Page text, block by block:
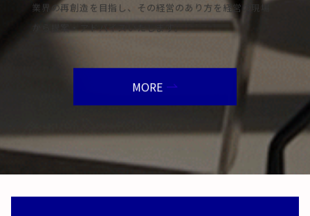
業界の再創造を目指し、その経営のあり方を経営の現場
から提案・アドバイスいたします。
MORE